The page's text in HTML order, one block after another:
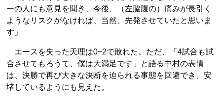
ーの人にも意見を聞き、今後、（左脇腹の）痛みが長引く
ようなリスクがなければ、当然、先発させていたと思いま
す」
エースを失った天理は0−2で敗れた。ただ、「4試合も試
合させてもろうて、僕は大満足です」と語る中村の表情
は、決勝で再び大きな決断を迫られる事態を回避でき、安
堵しているようにも見えた。